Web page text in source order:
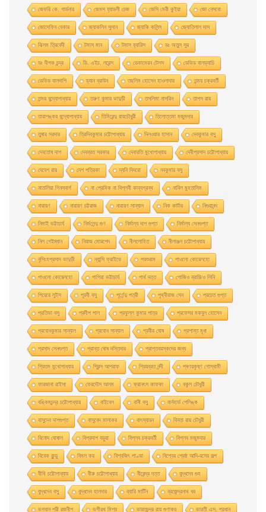
জেফরি কে. গার্ডনার জেমস হ্যাডলী চেজ জেসি মেরী কুইয়া জো নেসবো
জোসেফিন বেকার জ্যাকলিন সুসান জ্যাকি কলিন্স জ্যোতিলাল দাস
ঝিলম ত্রিবেদী টমাস মান টমাস হ্যারিস ডঃ অতুল সুর
ডঃ দীপক চন্দ্র ডি. এইচ. লরেন্স ডেকামেরন টেলস ডেভিড বালড্যাচি
ডেভিড বালদাশি ড্যান ব্রাউন তছলিম হোসেন হাওলাদার তন্ময় চক্রবর্তী
তন্ময় বন্দ্যোপাধ্যায় তরুণ কুমার ভাদুড়ী তসলিমা নাসরিন তাপস রায়
তারাশঙ্কর বন্দ্যোপাধ্যায় তিমিরেন্দু রায়চৌধুরী তিলোত্তমা মজুমদার
তুষার সরদার ত্রিদিবকুমার চট্টোপাধ্যায় দিলওয়ার হাসান দেবকুমার বসু
দেবতোষ দাশ দেবব্রত সরকার দেবারতি মুখােপাধ্যায় দেবীপ্রসাদ চট্টোপাধ্যায়
দেবেশ রায় দেশ পত্রিকা দ্যনি দিদরো নবকুমার বসু
নাতালিয়া গিনসবার্গ না প্রেমিক না বিপ্লবী কাব্যগ্রন্থ নাবিল মুহতাসিম
নারায়ণ নারায়ণ চট্টরাজ নারায়ণ সান্যাল নিক কার্টার নিগুরানন্দ
নিমাই ভট্টাচার্য নির্মলেন্দু গুণ নির্মাল্য দাশ গুপ্ত নির্মাল্য সেনগুপ্ত
নিল গেইম্যান নিয়াজ মোরশেদ নীললােহিত নীলাঞ্জন চট্টোপাধ্যায়
নৃসিংহপ্রসাদ ভাদুড়ী ন্যান্সি ফ্রাইডে পরশুরাম পাওলাে কোয়েলহাে
পাওলাে কোয়েলহো পাপিয়া ভট্টাচার্য পার্থ দত্ত পােজিও ব্রাচ্চিও লিনি
পিয়েরে লুইস পূরবী বসু পূর্ণেন্দু পত্রী পৃথ্বীরাজ সেন প্রচেত গুপ্ত
প্রতিভা বসু প্রদীপ পাল প্রফুল্ল কুমার পাত্র প্রফেসর মকবুল হােসেন
প্রবােধকুমার সান্যাল প্রবােধ সান্যাল প্রবীর ঘােষ প্রশান্ত মৃধা
প্রসাদ সেনগুপ্ত প্রান্ত ঘোষ দস্তিদার প্রাপ্তবয়স্কদের জন্য
প্রিতম মুখোপাধ্যায় প্রিন্স আশরাফ প্রিয়ব্রত নন্দী প্ৰণয়কৃষ্ণ গোস্বামী
ফারজানা রাইসা ফেরদৌস আলম ফ্রানৎস কাফকা বকুল চৌধুরী
বঙ্কিমচন্দ্র চট্টোপাধ্যায় বাইবেল বানী বসু বার্নহার্ড শেলিঙ্ক
বাসুদেব দাশগুপ্ত বাসুবেদ মালাকর বাৎস্যায়ন বিনতা রায় চৌধুরী
বিনোদ ঘোষাল বিপ্রদাশ বড়ুয়া বিপ্লব চক্রবর্তী বিপ্লব মজুমদার
বিবেক কুন্ডু বিমল কর বিশ্বজিৎ পাণ্ডা বিশ্বের শ্রেষ্ঠ আদি-রসের গল্প
বীথি চট্টোপাধ্যায় বীরু চট্টোপাধ্যায় বীরেন্দ্র দত্ত বুদ্ধদেব গুহ
বুদ্ধদেব বসু বুদ্ধদেব হালদার ব্যারি মার্টিন ব্রজেন্দ্রনাথ ধর
ভগবান শ্রী রজনীশ ভগীরথ মিশ্র ভারতচন্দ্র রায় গুণাকর ভারতী এস. প্রধান